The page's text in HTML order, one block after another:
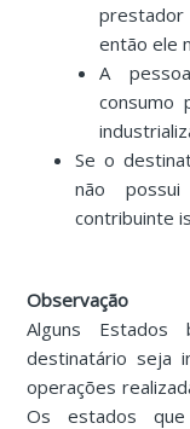
então ele
A
consumo
Se o
não
contribuinte
Observação
Alguns
destinatário seja
operações
Os estados